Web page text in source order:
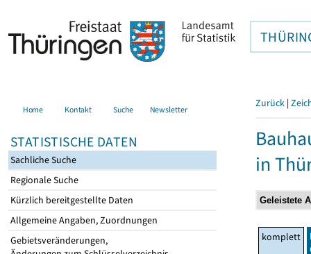
Home Kontakt Suche Newsletter
STATISTISCHE DATEN
Sachliche Suche
Regionale Suche
Kürzlich bereitgestellte Daten
Allgemeine Angaben, Zuordnungen
Gebietsveränderungen,
Zurück |
in
komplett